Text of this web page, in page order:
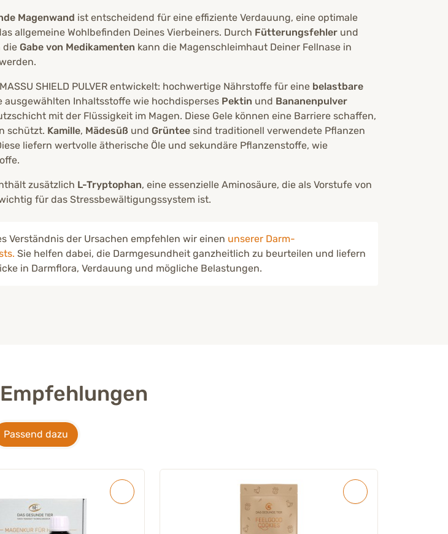
Magenwand ist entscheidend für eine effiziente Verdauung, eine optimale
allgemeine Wohlbefinden Deines Vierbeiners. Durch Fütterungsfehler und
die Gabe von Medikamenten kann die Magenschleimhaut Deiner Fellnase in
SHIELD PULVER entwickelt: hochwertige Nährstoffe für eine belastbare
ausgewählten Inhaltsstoffe wie hochdisperses Pektin und Bananenpulver
mit der Flüssigkeit im Magen. Diese Gele können eine Barriere schaffen,
schützt. Kamille, Mädesüß und Grüntee sind traditionell verwendete Pflanzen
liefern wertvolle ätherische Öle und sekundäre Pflanzenstoffe, wie
zusätzlich L-Tryptophan, eine essenzielle Aminosäure, die als Vorstufe von
für das Stressbewältigungssystem ist.
Verständnis der Ursachen empfehlen wir einen unserer Darm-
Sie helfen dabei, die Darmgesundheit ganzheitlich zu beurteilen und liefern
in Darmflora, Verdauung und mögliche Belastungen.
Passend dazu